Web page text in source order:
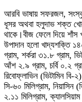
আরবি ভাষায় সফরজল,
ধূসর অথবা হলুদাভ শক্ত
থাকে।বীজ ফেলে দিয়ে শাঁস
উপাদান হলো খাদ্যশক্তি
গ্রাম, শর্করা ৩১.৮ গ্রাম,
আঁশ ২.৯ গ্রাম, চর্বি ০.২
রিবোফ্লাভিন (ভিটামিন বি-
সি-৬০ মিলিগ্রাম, নিয়াসিন
২.১১ মিলিগ্রাম,